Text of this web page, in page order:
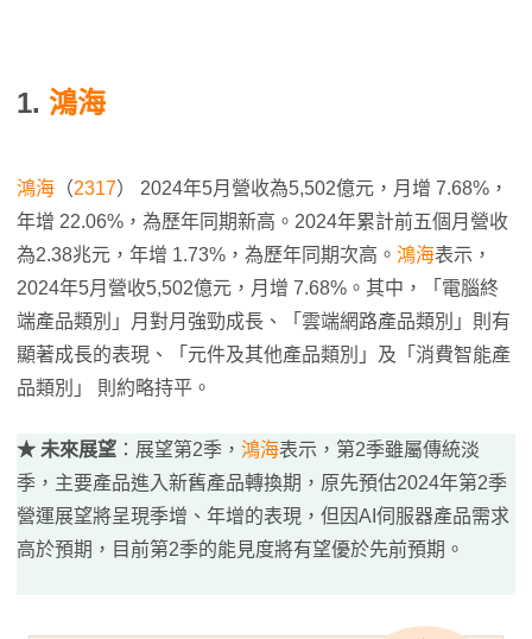
1. 鴻海
鴻海 （2317） 2024年5月營收為5,502億元，月增 7.68%，
年增 22.06%，為歷年同期新高。2024年累計前五個月營收
為2.38兆元，年增 1.73%，為歷年同期次高。 鴻海表示，
2024年5月營收5,502億元，月增 7.68%。其中，「電腦終
端產品類別」月對月強勁成長、「雲端網路產品類別」則有
顯著成長的表現、「元件及其他產品類別」及「消費智能產
品類別」 則約略持平。
★ 未來展望 ：展望第2季， 鴻海表示，第2季雖屬傳統淡
季，主要產品進入新舊產品轉換期，原先預估2024年第2季
營運展望將呈現季增、年增的表現，但因AI伺服器產品需求
高於預期，目前第2季的能見度將有望優於先前預期。